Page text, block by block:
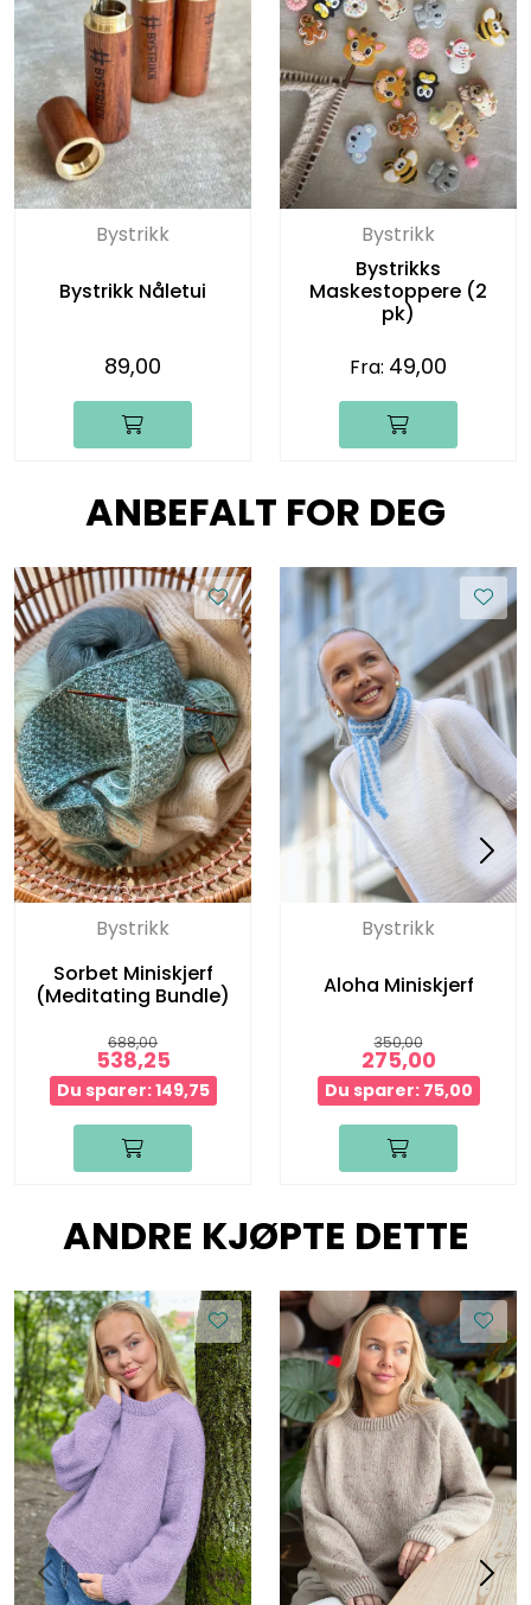
Bystrikk
Bystrikk Nåletui
89,00
Bystrikk
Bystrikks
Maskestoppere (2
pk)
Fra: 49,00
ANBEFALT FOR DEG
Bystrikk
Sorbet Miniskjerf
(Meditating Bundle)
688,00
538,25
Du sparer: 149,75
Bystrikk
Aloha Miniskjerf
350,00
275,00
Du sparer: 75,00
ANDRE KJØPTE DETTE